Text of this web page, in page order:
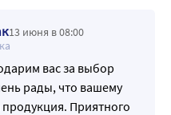
13 июня в 08:00
вас за выбор
рады, что вашему
Приятного